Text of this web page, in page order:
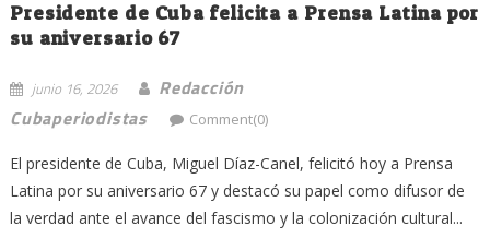
Presidente de Cuba felicita a Prensa Latina por
su aniversario 67
junio 16, 2026
Redacción
Cubaperiodistas
Comment(0)
El presidente de Cuba, Miguel Díaz-Canel, felicitó hoy a Prensa
Latina por su aniversario 67 y destacó su papel como difusor de
la verdad ante el avance del fascismo y la colonización cultural...